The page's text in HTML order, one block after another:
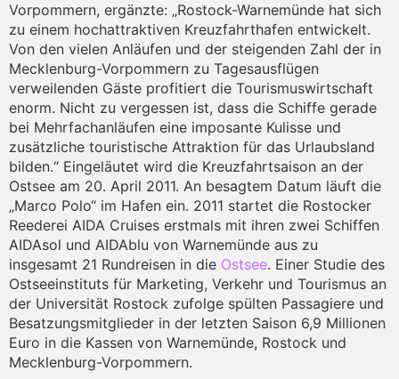
Vorpommern, ergänzte: „Rostock-Warnemünde hat sich
zu einem hochattraktiven Kreuzfahrthafen entwickelt.
Von den vielen Anläufen und der steigenden Zahl der in
Mecklenburg-Vorpommern zu Tagesausflügen
verweilenden Gäste profitiert die Tourismuswirtschaft
enorm. Nicht zu vergessen ist, dass die Schiffe gerade
bei Mehrfachanläufen eine imposante Kulisse und
zusätzliche touristische Attraktion für das Urlaubsland
bilden.“ Eingeläutet wird die Kreuzfahrtsaison an der
Ostsee am 20. April 2011. An besagtem Datum läuft die
„Marco Polo“ im Hafen ein. 2011 startet die Rostocker
Reederei AIDA Cruises erstmals mit ihren zwei Schiffen
AIDAsol und AIDAblu von Warnemünde aus zu
insgesamt 21 Rundreisen in die Ostsee. Einer Studie des
Ostseeinstituts für Marketing, Verkehr und Tourismus an
der Universität Rostock zufolge spülten Passagiere und
Besatzungsmitglieder in der letzten Saison 6,9 Millionen
Euro in die Kassen von Warnemünde, Rostock und
Mecklenburg-Vorpommern.